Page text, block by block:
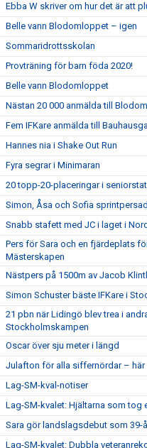
Ebba W skriver om hur det är att
Belle vann Blodomloppet – igen
Sommaridrottsskolan
Provträning för barn föda 2020!
Belle vann Blodomloppet
Nästan 20 000 anmälda till
Fem IFKare anmälda till
Hannes nia i Shake Out Run
Fyra segrar i Minimaran
20 topp-20-placeringar i
Simon, Åsa och Sofia
Snabb stafett med JC i laget i
Pers för Sara och en fjärdeplats
Mästerskapen
Nästpers på 1500m av Jacob
Simon Schuster bäste IFKare i
21 pbn när Lidingö blev trea i
Stockholmskampen
Oscar över sju meter i längd
Julafton för alla siffernördar – här
Lag-SM-kval-notiser
Lag-SM-kvalet: Hjältarna som tog
Sara gör landslagsdebut som 39-
Lag-SM-kvalet: Dubbla